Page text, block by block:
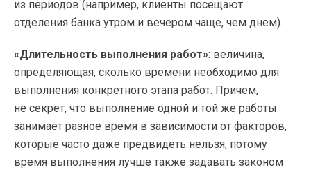
из периодов (например, клиенты посещают
отделения банка утром и вечером чаще, чем днем).
«Длительность выполнения работ»: величина,
определяющая, сколько времени необходимо для
выполнения конкретного этапа работ. Причем,
не секрет, что выполнение одной и той же работы
занимает разное время в зависимости от факторов,
которые часто даже предвидеть нельзя, потому
время выполнения лучше также задавать законом